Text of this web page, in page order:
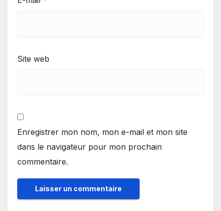
Site web
Enregistrer mon nom, mon e-mail et mon site
dans le navigateur pour mon prochain
commentaire.